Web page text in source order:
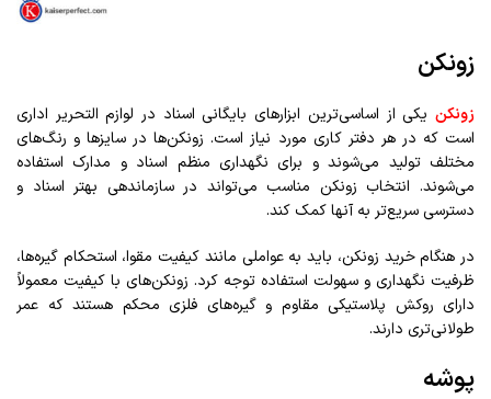
زونکن
زونکن یکی از اساسی‌ترین ابزارهای بایگانی اسناد در لوازم التحریر اداری
است که در هر دفتر کاری مورد نیاز است. زونکن‌ها در سایزها و رنگ‌های
مختلف تولید می‌شوند و برای نگهداری منظم اسناد و مدارک استفاده
می‌شوند. انتخاب زونکن مناسب می‌تواند در سازماندهی بهتر اسناد و
دسترسی سریع‌تر به آنها کمک کند.
در هنگام خرید زونکن، باید به عواملی مانند کیفیت مقوا، استحکام گیره‌ها،
ظرفیت نگهداری و سهولت استفاده توجه کرد. زونکن‌های با کیفیت معمولاً
دارای روکش پلاستیکی مقاوم و گیره‌های فلزی محکم هستند که عمر
طولانی‌تری دارند.
پوشه